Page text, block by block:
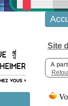
Site
A